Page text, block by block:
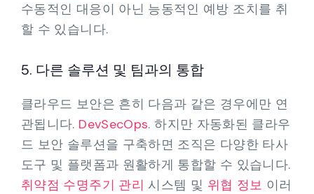
수동적인 대응이 아닌 능동적인 예방 조치를 취
할 수 있습니다.
5. 다른 솔루션 및 팀과의 통합
클라우드 보안은 흔히 다음과 같은 경우에만 연
관됩니다. DevSecOps. 하지만 자동화된 클라우
드 보안 솔루션을 구축하면 조직은 다양한 타사
도구 및 플랫폼과 원활하게 통합할 수 있습니다.
취약점 수명주기 관리 시스템 및 위협 정보 이러